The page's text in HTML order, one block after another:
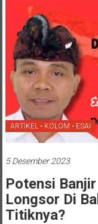
ARTIKEL • KOLOM • ESAI
5 Desember 2023
Potensi
Longsor Di
Titiknya?